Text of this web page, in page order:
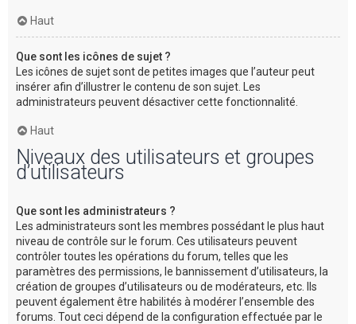
Haut
Que sont les icônes de sujet ?
Les icônes de sujet sont de petites images que l’auteur peut
insérer afin d’illustrer le contenu de son sujet. Les
administrateurs peuvent désactiver cette fonctionnalité.
Haut
Niveaux des utilisateurs et groupes
d’utilisateurs
Que sont les administrateurs ?
Les administrateurs sont les membres possédant le plus haut
niveau de contrôle sur le forum. Ces utilisateurs peuvent
contrôler toutes les opérations du forum, telles que les
paramètres des permissions, le bannissement d’utilisateurs, la
création de groupes d’utilisateurs ou de modérateurs, etc. Ils
peuvent également être habilités à modérer l’ensemble des
forums. Tout ceci dépend de la configuration effectuée par le